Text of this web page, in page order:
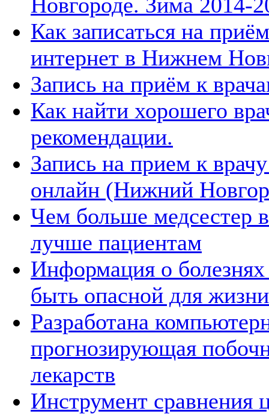
Как записаться на
интернет в Нижнем
Запись на приём к
Как найти хорошего
рекомендации.
Запись на прием к
онлайн (Нижний
Чем больше медсестер
лучше пациентам
Информация о
быть опасной для жизни
Разработана
прогнозирующая
лекарств
Инструмент сравнения